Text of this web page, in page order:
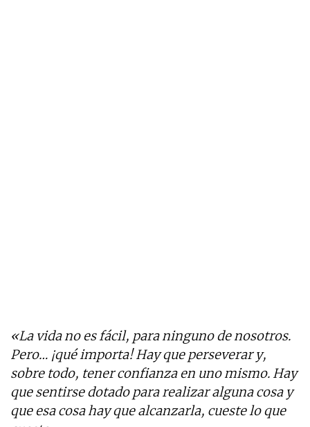
«La vida no es fácil, para ninguno de nosotros.
Pero… ¡qué importa! Hay que perseverar y,
sobre todo, tener confianza en uno mismo. Hay
que sentirse dotado para realizar alguna cosa y
que esa cosa hay que alcanzarla, cueste lo que